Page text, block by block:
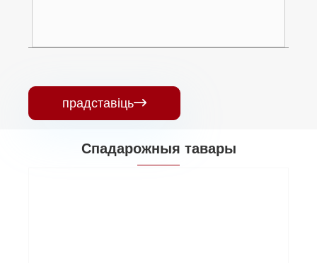
прадставіць
Спадарожныя тавары